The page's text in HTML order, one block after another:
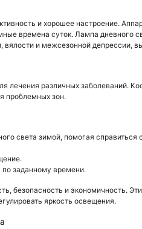
и хорошее настроение.
времена суток. Лампа дневного
и межсезонной депрессии,
лечения различных заболеваний.
проблемных зон.
света зимой, помогая
по заданному времени.
безопасность и экономичность.
яркость освещения.